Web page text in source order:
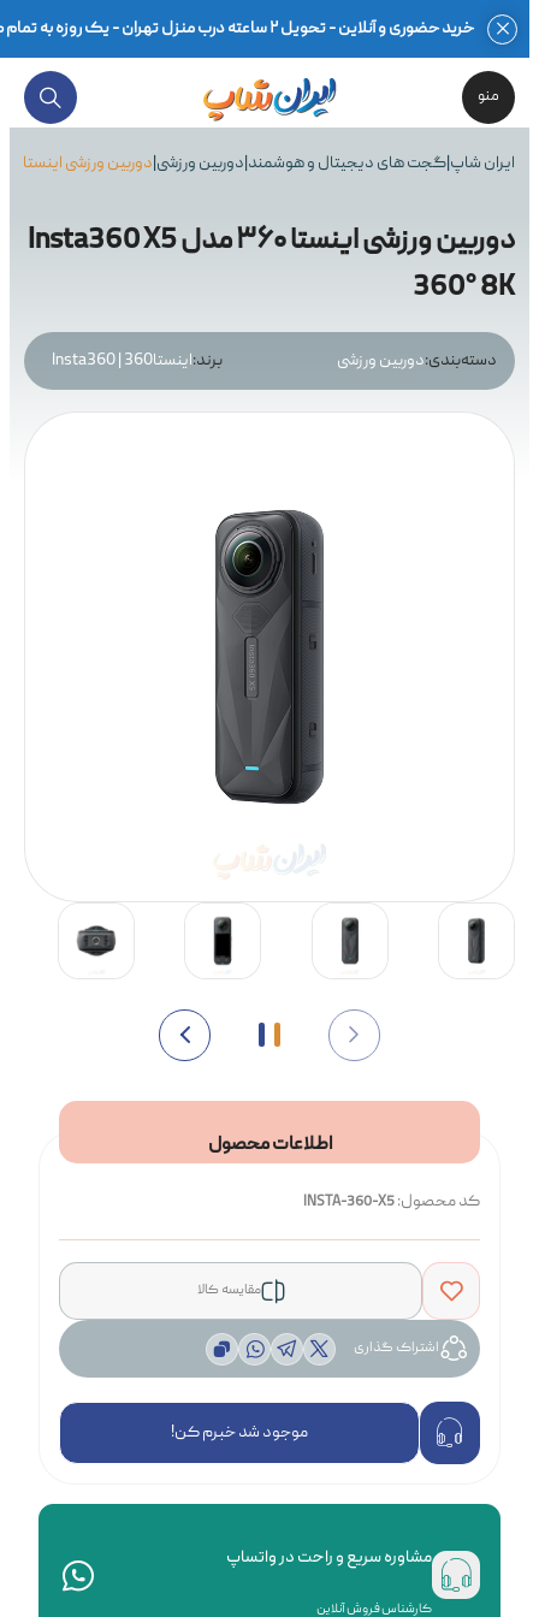
منو
ایران شاپ|گجت های دیجیتال و هوشمند|دوربین ورزشی|دوربین ورزشی اینستا ۳۶۰ مدل Insta360 X5 360° 8K
دوربین ورزشی اینستا ۳۶۰ مدل Insta360 X5
360° 8K
دسته‌بندی:دوربین ورزشی برند:اینستا360 | Insta360
اطلاعات محصول
کد محصول:INSTA-360-X5
مقایسه کالا
اشتراک گذاری
موجود شد خبرم کن!
مشاوره سریع و راحت در واتساپ
کارشناس فروش آنلاین
خرید حضوری و آنلاین - تحویل ۲ ساعته درب منزل تهران - یک روزه به تمام کشور - بهترین قیمت محصولات گلوبال و اصلی - ضمانت اصالت کالا در فاکتور - ۷ روز مهلت تست سلامت - گارانتی ۱۸ماهه معتبر - مشاوره تخصصی -